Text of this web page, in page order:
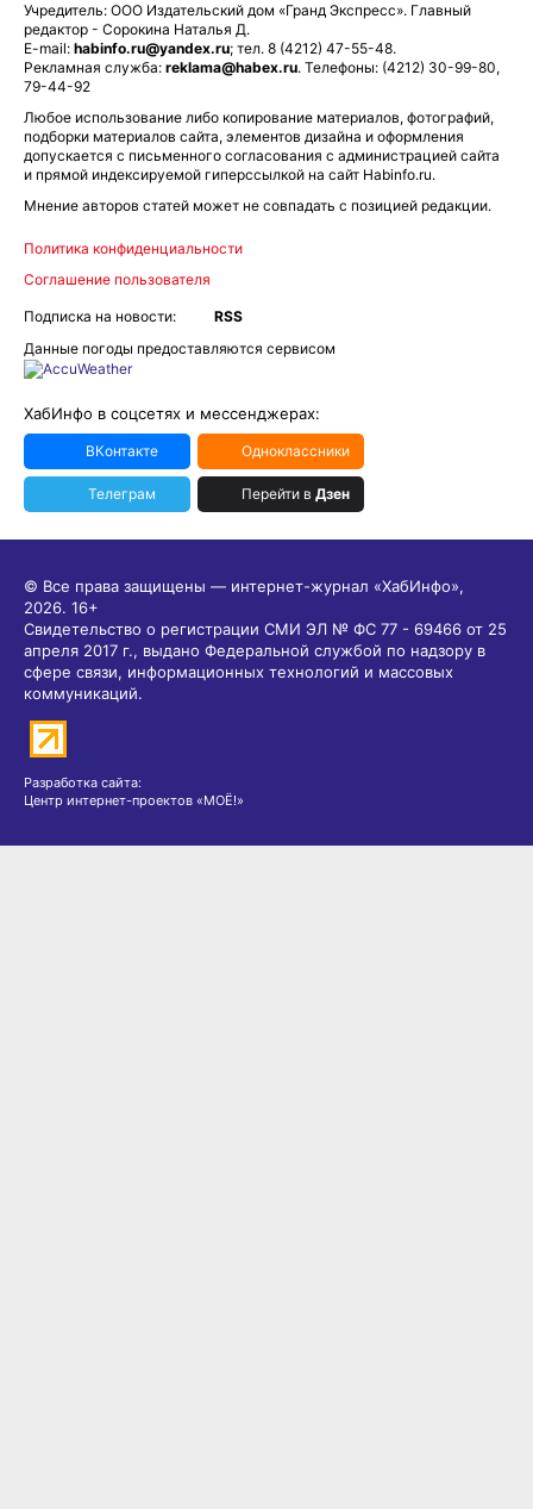
Учредитель: ООО Издательский дом «Гранд Экспресс». Главный
редактор - Сорокина Наталья Д.
E-mail: habinfo.ru@yandex.ru; тел. 8 (4212) 47-55-48.
Рекламная служба: reklama@habex.ru. Телефоны: (4212) 30-99-80,
79-44-92
Любое использование либо копирование материалов, фотографий,
подборки материалов сайта, элементов дизайна и оформления
допускается с письменного согласования с администрацией сайта
и прямой индексируемой гиперссылкой на сайт Habinfo.ru.
Мнение авторов статей может не совпадать с позицией редакции.
Политика конфиденциальности
Соглашение пользователя
Подписка на новости:
RSS
Данные погоды предоставляются сервисом
ХабИнфо в соцсетях и мессенджерах:
ВКонтакте Одноклассники
Телеграм Перейти в Дзен
© Все права защищены — интернет-журнал «ХабИнфо»,
2026. 16+
Свидетельство о регистрации СМИ ЭЛ № ФС 77 - 69466 от 25
апреля 2017 г., выдано Федеральной службой по надзору в
сфере связи, информационных технологий и массовых
коммуникаций.
Разработка сайта:
Центр интернет-проектов «МОЁ!»